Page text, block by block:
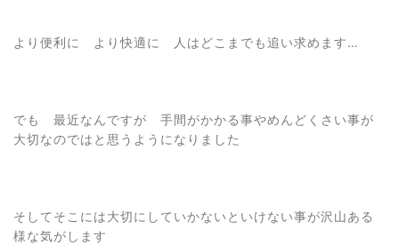
より便利に より快適に 人はどこまでも追い求めます…
でも 最近なんですが 手間がかかる事やめんどくさい事が
大切なのではと思うようになりました
そしてそこには大切にしていかないといけない事が沢山ある
様な気がします